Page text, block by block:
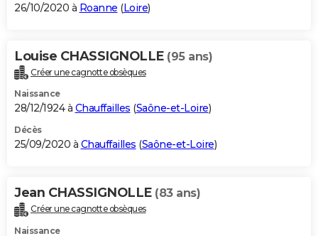
26/10/2020 à Roanne (Loire)
Louise CHASSIGNOLLE (95 ans)
Créer une cagnotte obsèques
Naissance
28/12/1924 à Chauffailles (Saône-et-Loire)
Décès
25/09/2020 à Chauffailles (Saône-et-Loire)
Jean CHASSIGNOLLE (83 ans)
Créer une cagnotte obsèques
Naissance